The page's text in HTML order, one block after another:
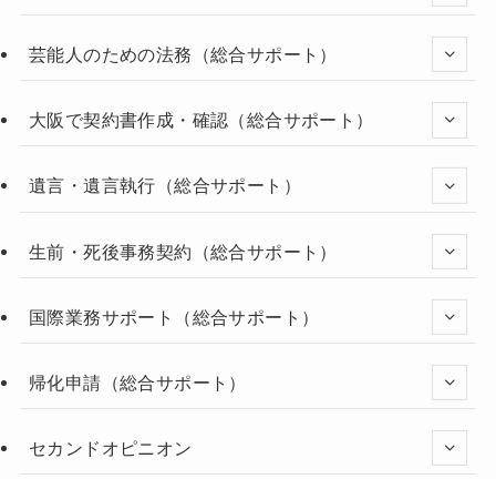
芸能人のための法務（総合サポート）
大阪で契約書作成・確認（総合サポート）
遺言・遺言執行（総合サポート）
生前・死後事務契約（総合サポート）
国際業務サポート（総合サポート）
帰化申請（総合サポート）
セカンドオピニオン